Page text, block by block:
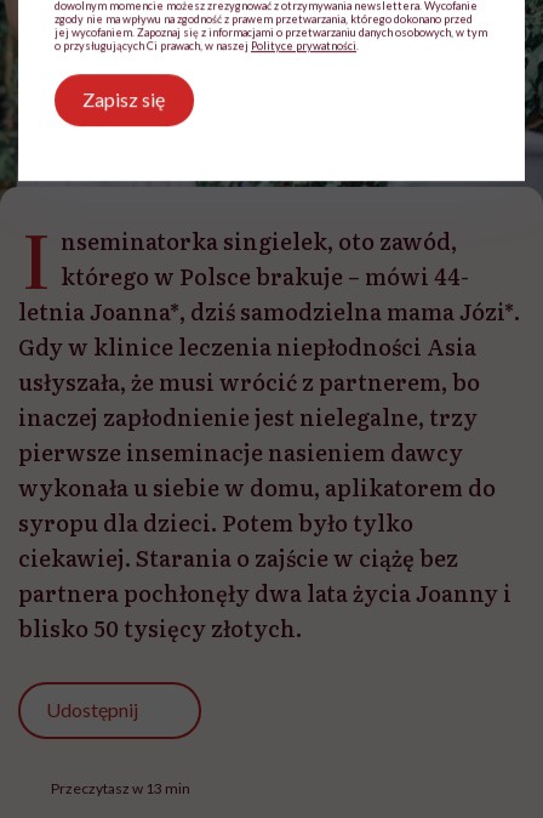
I nseminatorka singielek, oto zawód,
którego w Polsce brakuje – mówi 44-
letnia Joanna*, dziś samodzielna mama Józi*.
Gdy w klinice leczenia niepłodności Asia
usłyszała, że musi wrócić z partnerem, bo
inaczej zapłodnienie jest nielegalne, trzy
pierwsze inseminacje nasieniem dawcy
wykonała u siebie w domu, aplikatorem do
syropu dla dzieci. Potem było tylko
ciekawiej. Starania o zajście w ciążę bez
partnera pochłonęły dwa lata życia Joanny i
blisko 50 tysięcy złotych.
Udostępnij
Przeczytasz w 13 min
dowolnym momencie możesz zrezygnować z otrzymywania newslettera. Wycofanie
zgody nie ma wpływu na zgodność z prawem przetwarzania, którego dokonano przed
jej wycofaniem. Zapoznaj się z informacjami o przetwarzaniu danych osobowych, w tym
o przysługujących Ci prawach, w naszej Polityce prywatności
Zapisz się